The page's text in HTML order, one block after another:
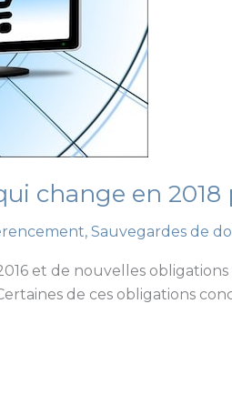
change en
, Sauvegardes de
et de nouvelles obligations
de ces obligations